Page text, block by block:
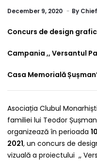
December 9, 2020 By
Concurs de design grafic
Campania ,, Versantul
Casa Memorială
Asociația Clubul
familiei lui Teodor
organizează în perioada
2021, un concurs de
vizuală a proiectului ,,